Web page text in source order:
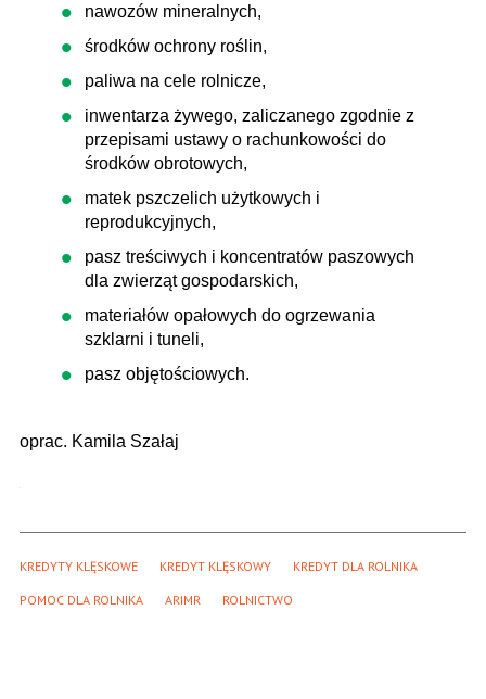
nawozów mineralnych,
środków ochrony roślin,
paliwa na cele rolnicze,
inwentarza żywego, zaliczanego zgodnie z
przepisami ustawy o rachunkowości do
środków obrotowych,
matek pszczelich użytkowych i
reprodukcyjnych,
pasz treściwych i koncentratów paszowych
dla zwierząt gospodarskich,
materiałów opałowych do ogrzewania
szklarni i tuneli,
pasz objętościowych.
oprac. Kamila Szałaj
KREDYTY KLĘSKOWE KREDYT KLĘSKOWY KREDYT DLA ROLNIKA
POMOC DLA ROLNIKA ARIMR ROLNICTWO